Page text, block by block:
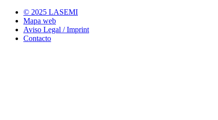
© 2025 LASEMI
Mapa web
Aviso Legal / Imprint
Contacto